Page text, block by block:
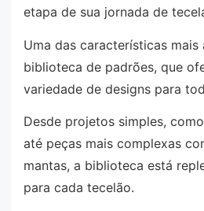
etapa de sua jornada de
Uma das características mais
biblioteca de padrões, que
variedade de designs para
Desde projetos simples,
até peças mais complexas
mantas, a biblioteca está
para cada tecelão.